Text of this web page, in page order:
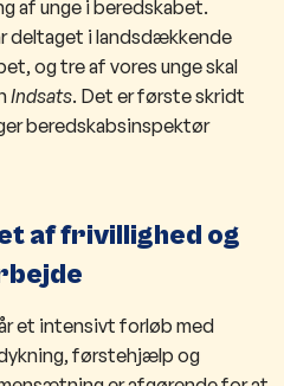
af unge i beredskabet.
deltaget i landsdækkende
og tre af vores unge skal
Indsats. Det er første skridt
beredskabsinspektør
af frivillighed og
et intensivt forløb med
førstehjælp og